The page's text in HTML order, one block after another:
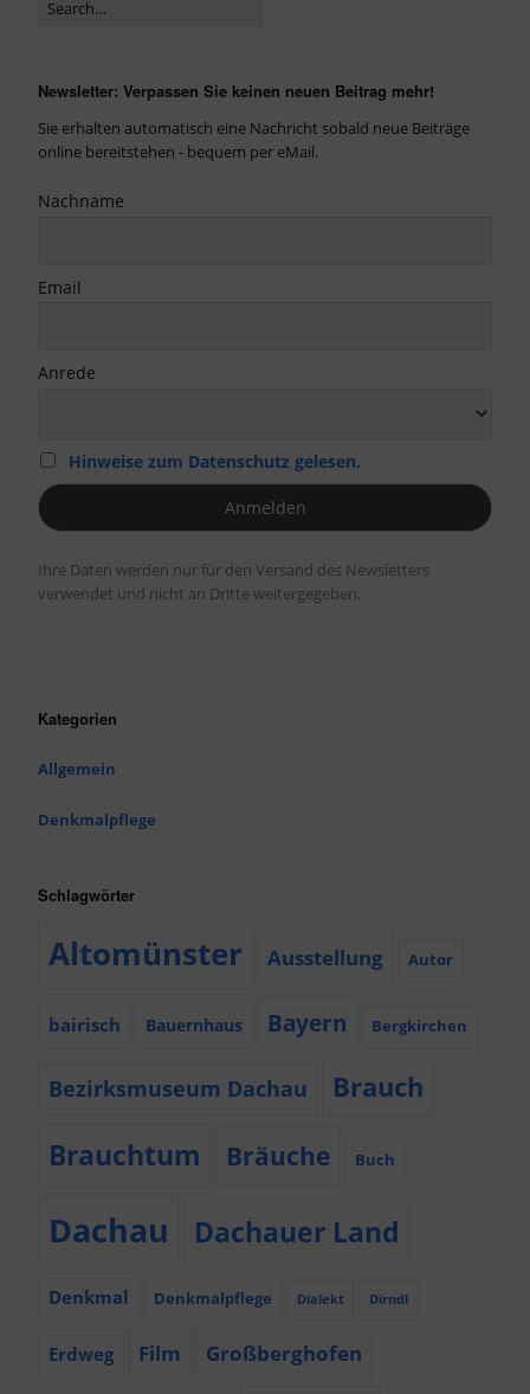
Newsletter: Verpassen Sie keinen neuen Beitrag mehr!
Sie erhalten automatisch eine Nachricht sobald neue Beiträge
online bereitstehen - bequem per eMail.
Nachname
Email
Anrede
Hinweise zum Datenschutz gelesen.
Ihre Daten werden nur für den Versand des Newsletters
verwendet und nicht an Dritte weitergegeben.
Kategorien
Allgemein
Denkmalpflege
Schlagwörter
Altomünster Ausstellung Autor
bairisch Bauernhaus Bayern Bergkirchen
Bezirksmuseum Dachau Brauch
Brauchtum Bräuche Buch
Dachau Dachauer Land
Denkmal Denkmalpflege Dialekt Dirndl
Erdweg Film Großberghofen